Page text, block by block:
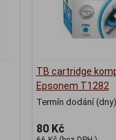
TB cartridge
Epsonem T1282
Termín dodání
80 Kč